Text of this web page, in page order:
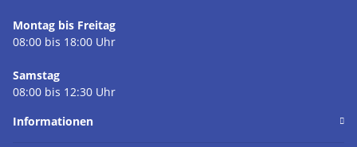
Montag bis Freitag
08:00 bis 18:00 Uhr
Samstag
08:00 bis 12:30 Uhr
Informationen